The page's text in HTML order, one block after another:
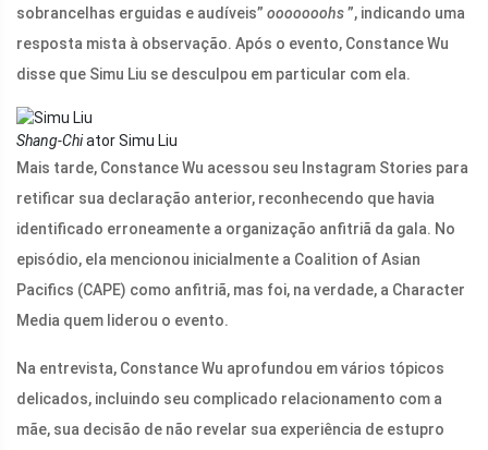
sobrancelhas erguidas e audíveis” ooooooohs”, indicando uma
resposta mista à observação. Após o evento, Constance Wu
disse que Simu Liu se desculpou em particular com ela.
Shang-Chiator Simu Liu
Mais tarde, Constance Wu acessou seu Instagram Stories para
retificar sua declaração anterior, reconhecendo que havia
identificado erroneamente a organização anfitriã da gala. No
episódio, ela mencionou inicialmente a Coalition of Asian
Pacifics (CAPE) como anfitriã, mas foi, na verdade, a Character
Media quem liderou o evento.
Na entrevista, Constance Wu aprofundou em vários tópicos
delicados, incluindo seu complicado relacionamento com a
mãe, sua decisão de não revelar sua experiência de estupro